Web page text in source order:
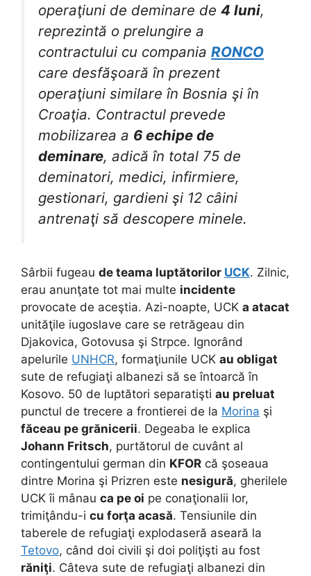
operaţiuni de deminare de 4 luni,
reprezintă o prelungire a
contractului cu compania RONCO
care desfăşoară în prezent
operaţiuni similare în Bosnia şi în
Croaţia. Contractul prevede
mobilizarea a 6 echipe de
deminare, adică în total 75 de
deminatori, medici, infirmiere,
gestionari, gardieni şi 12 câini
antrenaţi să descopere minele.
Sârbii fugeau de teama luptătorilor UCK. Zilnic,
erau anunţate tot mai multe incidente
provocate de aceştia. Azi-noapte, UCK a atacat
unităţile iugoslave care se retrăgeau din
Djakovica, Gotovusa şi Strpce. Ignorând
apelurile UNHCR, formaţiunile UCK au obligat
sute de refugiaţi albanezi să se întoarcă în
Kosovo. 50 de luptători separatişti au preluat
punctul de trecere a frontierei de la Morina şi
făceau pe grănicerii. Degeaba le explica
Johann Fritsch, purtătorul de cuvânt al
contingentului german din KFOR că şoseaua
dintre Morina şi Prizren este nesigură, gherilele
UCK îi mânau ca pe oi pe conaţionalii lor,
trimiţându-i cu forţa acasă. Tensiunile din
taberele de refugiaţi explodaseră aseară la
Tetovo, când doi civili şi doi poliţişti au fost
răniţi. Câteva sute de refugiaţi albanezi din